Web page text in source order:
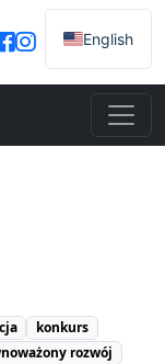
English
konkurs
rozwój